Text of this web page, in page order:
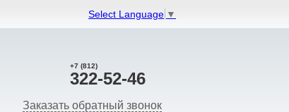
Select Language ▼
+7 (812)
322-52-46
Заказать обратный звонок